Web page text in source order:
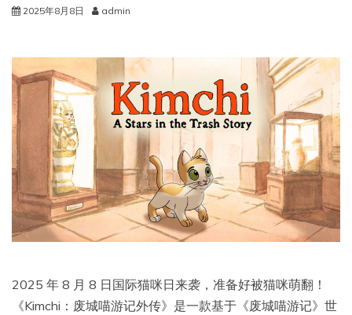
2025年8月8日 admin
2025 年 8 月 8 日国际猫咪日来袭，准备好被猫咪萌翻！
《Kimchi：废城喵游记外传》是一款基于《废城喵游记》世